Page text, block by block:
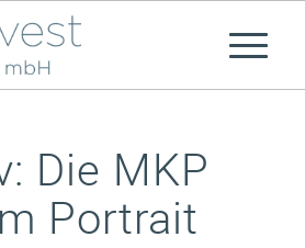
Die MKP
Portrait